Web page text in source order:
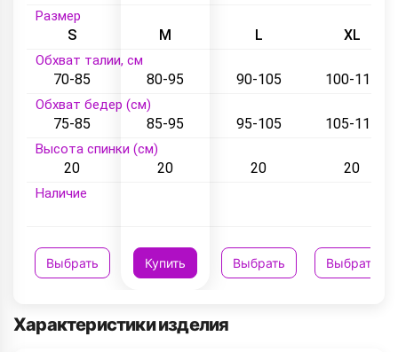
Размер
Обхват талии, см
Обхват бедер (см)
Высота спинки (см)
Наличие
S
70-85
75-85
20
Выбрать
M
80-95
85-95
20
Купить
L
90-105
95-105
20
Выбрать
XL
100-115
105-115
20
Выбрать
Характеристики изделия